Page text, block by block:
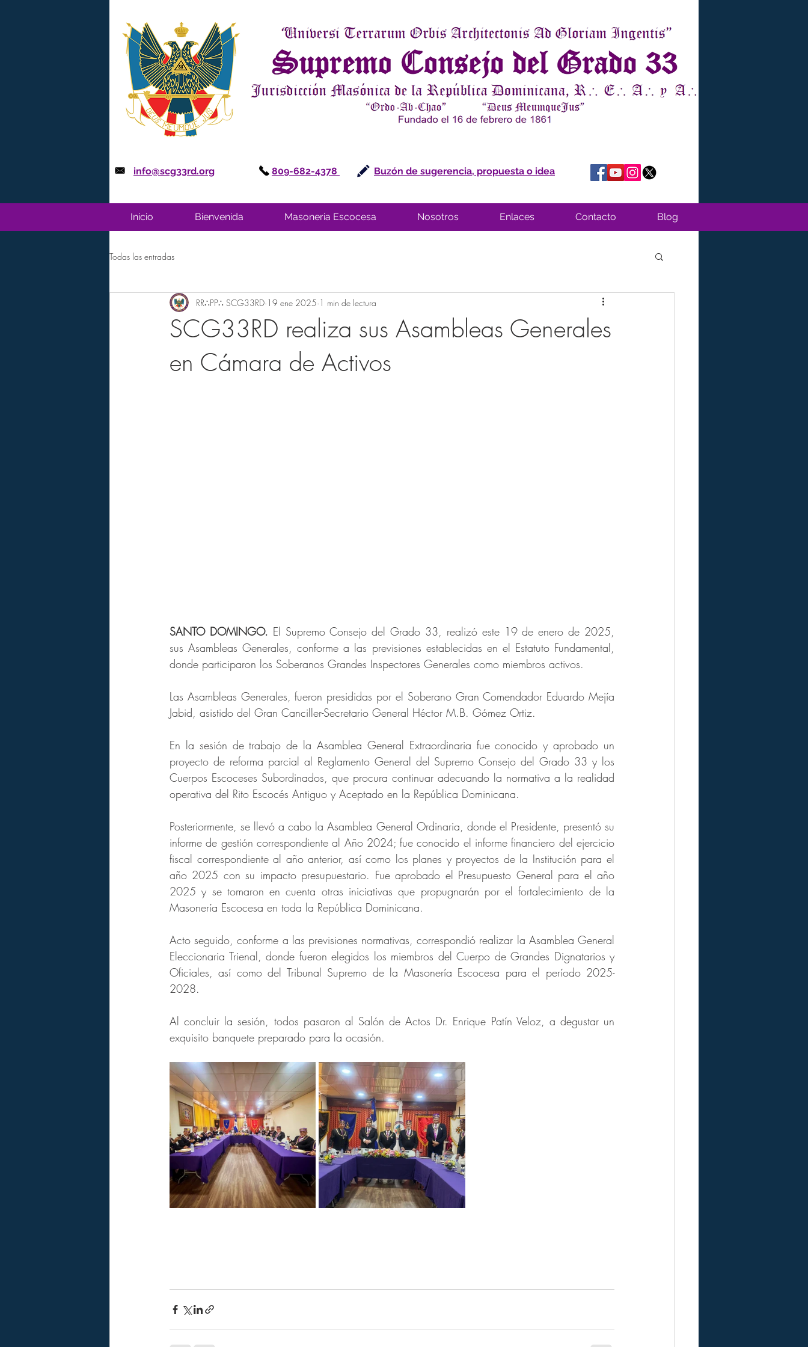
info@scg33rd.org 809-682-4378 Buzón de sugerencia, propuesta o idea
Inicio Bienvenida Masoneria Escocesa Nosotros Enlaces Contacto Blog
Todas las entradas
SCG33RD realiza sus Asambleas Generales
en Cámara de Activos
RR∴PP∴ SCG33RD 19 ene 2025 1 min de lectura
SANTO DOMINGO. El Supremo Consejo del Grado 33, realizó este 19 de enero de 2025,
sus Asambleas Generales, conforme a las previsiones establecidas en el Estatuto Fundamental,
donde participaron los Soberanos Grandes Inspectores Generales como miembros activos.
Las Asambleas Generales, fueron presididas por el Soberano Gran Comendador Eduardo Mejía
Jabid, asistido del Gran Canciller-Secretario General Héctor M.B. Gómez Ortiz.
En la sesión de trabajo de la Asamblea General Extraordinaria fue conocido y aprobado un
proyecto de reforma parcial al Reglamento General del Supremo Consejo del Grado 33 y los
Cuerpos Escoceses Subordinados, que procura continuar adecuando la normativa a la realidad
operativa del Rito Escocés Antiguo y Aceptado en la República Dominicana.
Posteriormente, se llevó a cabo la Asamblea General Ordinaria, donde el Presidente, presentó su
informe de gestión correspondiente al Año 2024; fue conocido el informe financiero del ejercicio
fiscal correspondiente al año anterior, así como los planes y proyectos de la Institución para el
año 2025 con su impacto presupuestario. Fue aprobado el Presupuesto General para el año
2025 y se tomaron en cuenta otras iniciativas que propugnarán por el fortalecimiento de la
Masonería Escocesa en toda la República Dominicana.
Acto seguido, conforme a las previsiones normativas, correspondió realizar la Asamblea General
Eleccionaria Trienal, donde fueron elegidos los miembros del Cuerpo de Grandes Dignatarios y
Oficiales, así como del Tribunal Supremo de la Masonería Escocesa para el período 2025-
2028.
Al concluir la sesión, todos pasaron al Salón de Actos Dr. Enrique Patín Veloz, a degustar un
exquisito banquete preparado para la ocasión.